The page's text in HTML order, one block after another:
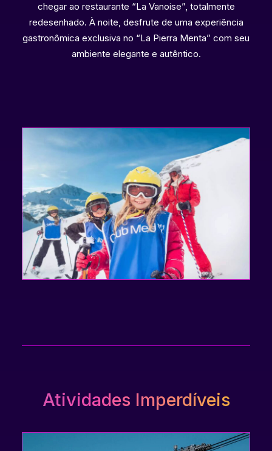
chegar ao restaurante “La Vanoise”, totalmente
redesenhado. À noite, desfrute de uma experiência
gastronômica exclusiva no “La Pierra Menta” com seu
ambiente elegante e autêntico.
Atividades Imperdíveis